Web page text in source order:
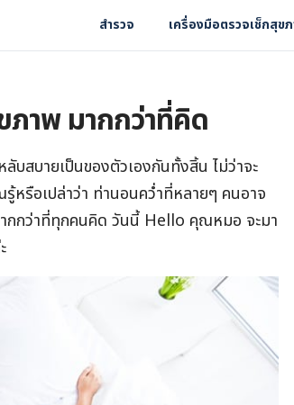
สำรวจ เครื่องมือตรวจเช็กสุข
ภาพ มากกว่าที่คิด
บสบายเป็นของตัวเองกันทั้งสิ้น ไม่ว่าจะ
รือเปล่าว่า ท่านอนคว่ำที่หลายๆ คนอาจ
กกว่าที่ทุกคนคิด วันนี้ Hello คุณหมอ จะมา